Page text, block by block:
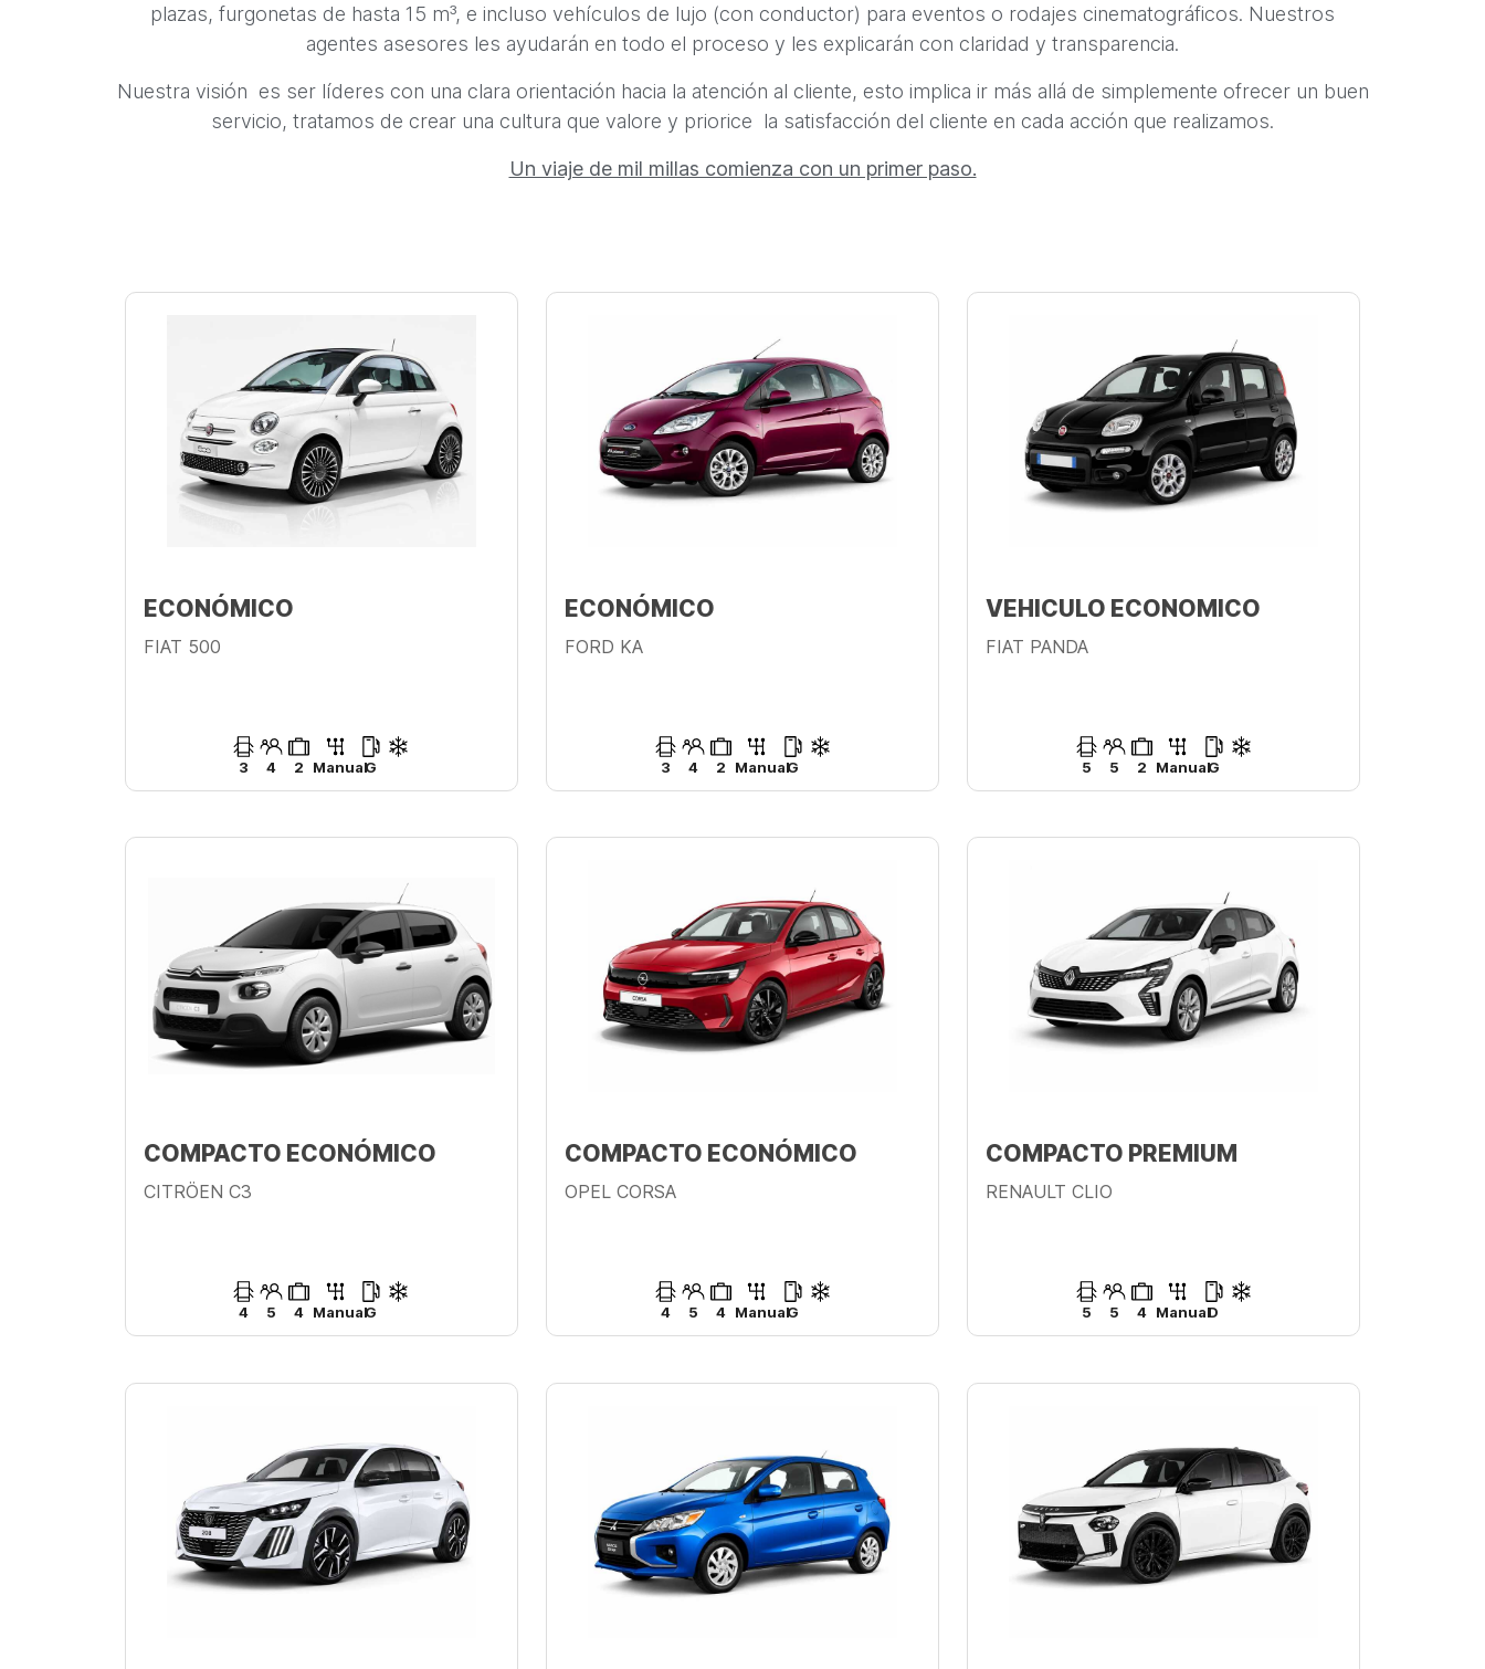
plazas, furgonetas de hasta 15 m³, e incluso vehículos de lujo (con conductor) para eventos o rodajes cinematográficos. Nuestros
agentes asesores les ayudarán en todo el proceso y les explicarán con claridad y transparencia.
Nuestra visión es ser líderes con una clara orientación hacia la atención al cliente, esto implica ir más allá de simplemente ofrecer un buen
servicio, tratamos de crear una cultura que valore y priorice la satisfacción del cliente en cada acción que realizamos.
Un viaje de mil millas comienza con un primer paso.
ECONÓMICO
FIAT 500
3 4 2 ManualG
ECONÓMICO
FORD KA
3 4 2 ManualG
VEHICULO ECONOMICO
FIAT PANDA
5 5 2 ManualG
COMPACTO ECONÓMICO
CITRÖEN C3
4 5 4 ManualG
COMPACTO ECONÓMICO
OPEL CORSA
4 5 4 ManualG
COMPACTO PREMIUM
RENAULT CLIO
5 5 4 ManualD